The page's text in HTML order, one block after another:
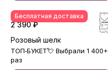
Бесплатная доставка
2 390 ₽
Розовый шелк
ТОП‑БУКЕТ💘 Выбрали 1 400+
раз